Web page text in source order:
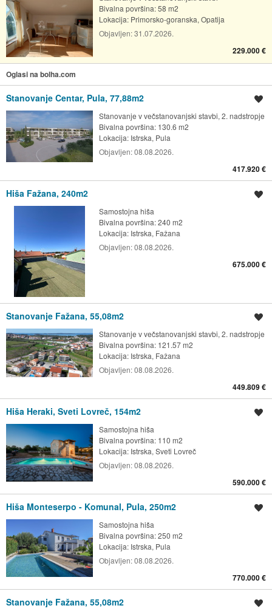
Bivalna površina: 58 m2
Lokacija: Primorsko-goranska, Opatija
Objavljen:31.07.2026.
229.000 €
Oglasi na bolha.com
Stanovanje Centar, Pula, 77,88m2
Stanovanje v večstanovanjski stavbi, 2. nadstropje
Bivalna površina: 130.6 m2
Lokacija: Istrska, Pula
Objavljen:08.08.2026.
417.920 €
Hiša Fažana, 240m2
Samostojna hiša
Bivalna površina: 240 m2
Lokacija: Istrska, Fažana
Objavljen:08.08.2026.
675.000 €
Stanovanje Fažana, 55,08m2
Stanovanje v večstanovanjski stavbi, 2. nadstropje
Bivalna površina: 121.57 m2
Lokacija: Istrska, Fažana
Objavljen:08.08.2026.
449.809 €
Hiša Heraki, Sveti Lovreč, 154m2
Samostojna hiša
Bivalna površina: 110 m2
Lokacija: Istrska, Sveti Lovreč
Objavljen:08.08.2026.
590.000 €
Hiša Monteserpo - Komunal, Pula, 250m2
Samostojna hiša
Bivalna površina: 250 m2
Lokacija: Istrska, Pula
Objavljen:08.08.2026.
770.000 €
Stanovanje Fažana, 55,08m2